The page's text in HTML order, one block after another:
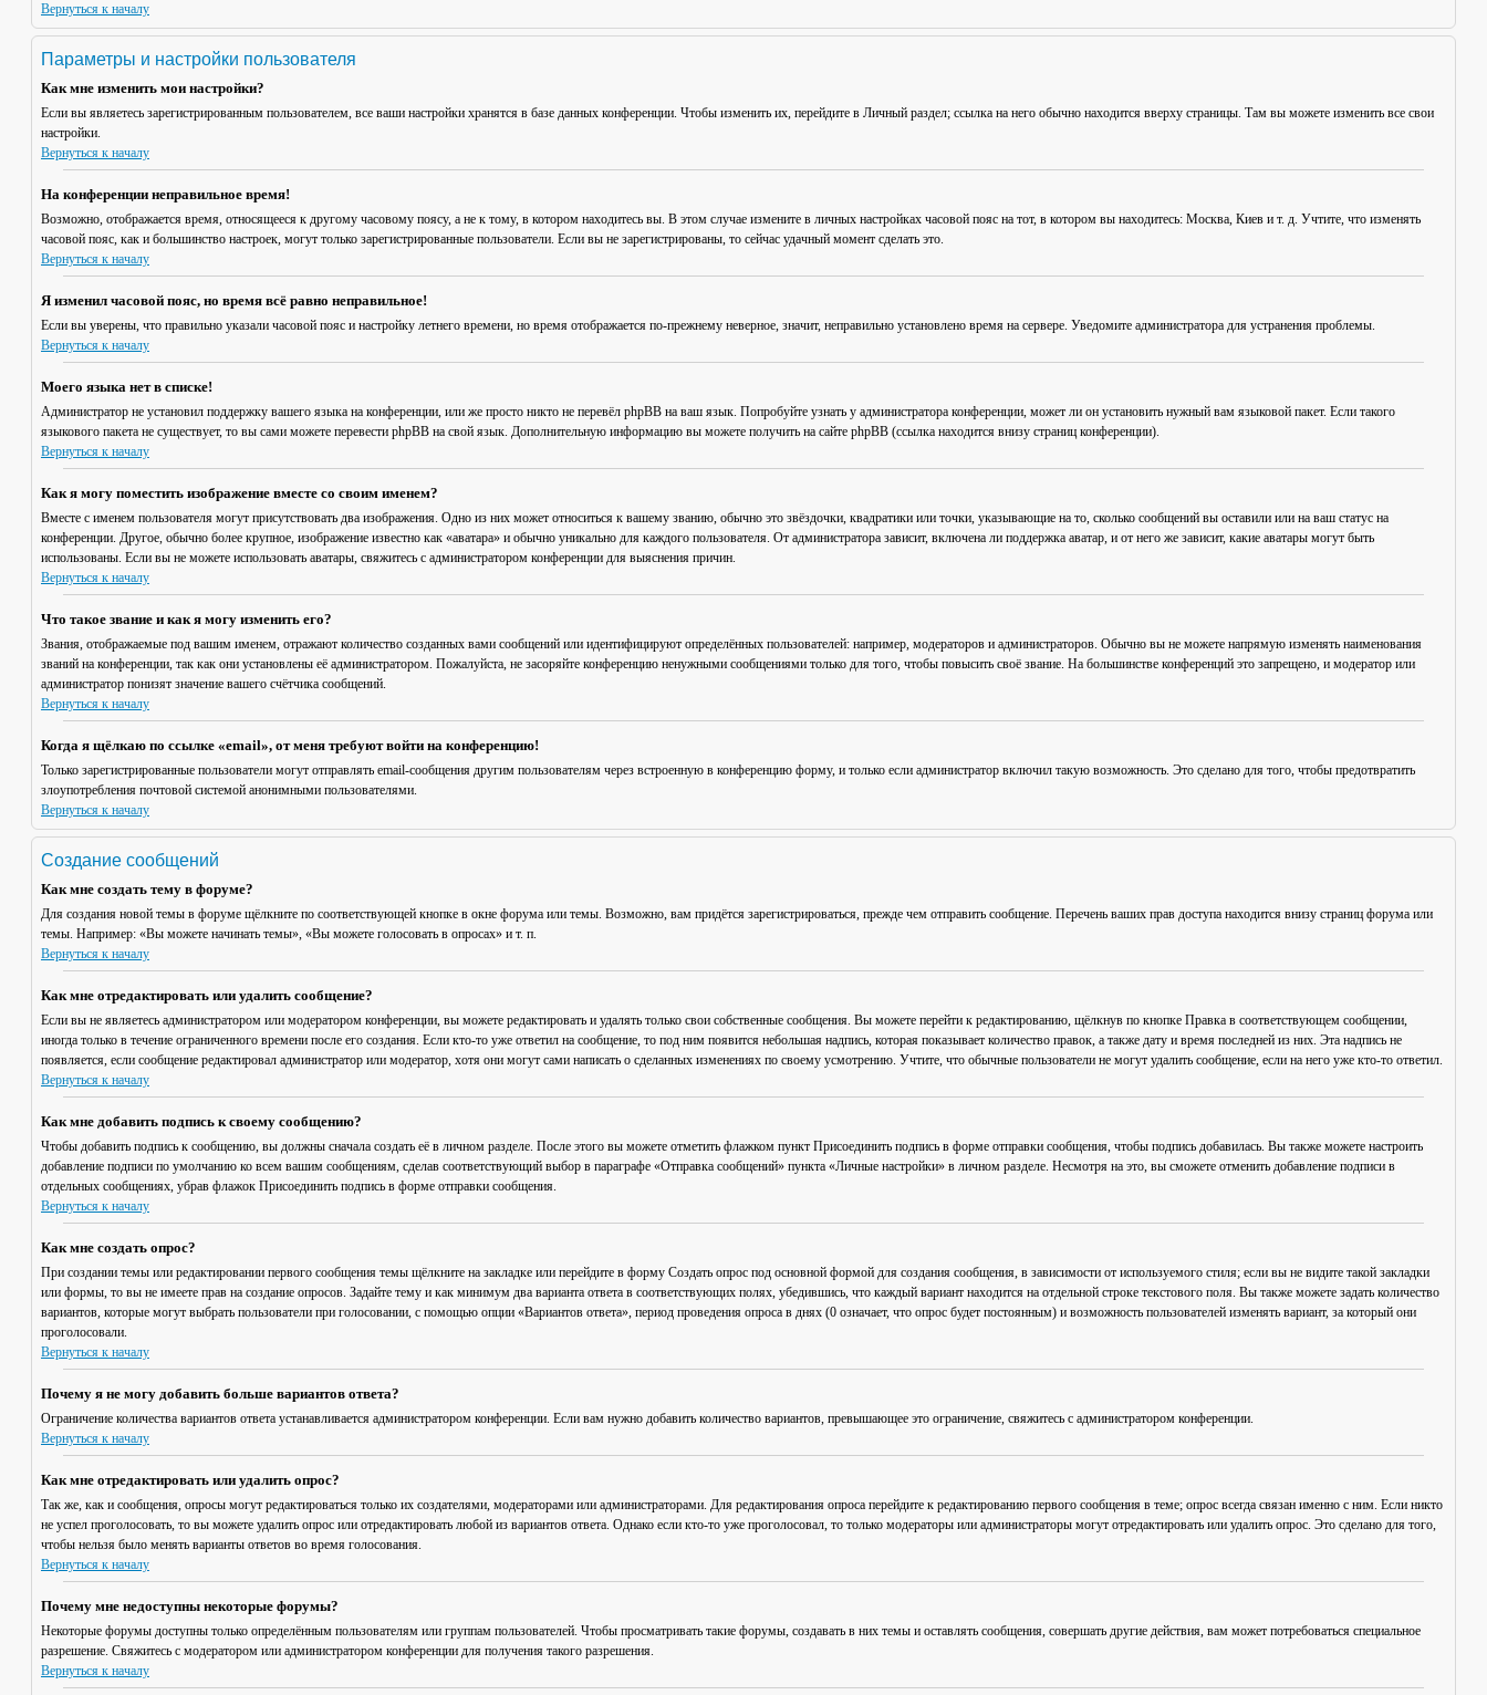
Вернуться к началу
Параметры и настройки пользователя
Как мне изменить мои настройки?
Если вы являетесь зарегистрированным пользователем, все ваши настройки хранятся в базе данных конференции. Чтобы изменить их, перейдите в Личный раздел; ссылка на него обычно находится вверху страницы. Там вы можете изменить все свои
настройки.
Вернуться к началу
На конференции неправильное время!
Возможно, отображается время, относящееся к другому часовому поясу, а не к тому, в котором находитесь вы. В этом случае измените в личных настройках часовой пояс на тот, в котором вы находитесь: Москва, Киев и т. д. Учтите, что изменять
часовой пояс, как и большинство настроек, могут только зарегистрированные пользователи. Если вы не зарегистрированы, то сейчас удачный момент сделать это.
Вернуться к началу
Я изменил часовой пояс, но время всё равно неправильное!
Если вы уверены, что правильно указали часовой пояс и настройку летнего времени, но время отображается по-прежнему неверное, значит, неправильно установлено время на сервере. Уведомите администратора для устранения проблемы.
Вернуться к началу
Моего языка нет в списке!
Администратор не установил поддержку вашего языка на конференции, или же просто никто не перевёл phpBB на ваш язык. Попробуйте узнать у администратора конференции, может ли он установить нужный вам языковой пакет. Если такого
языкового пакета не существует, то вы сами можете перевести phpBB на свой язык. Дополнительную информацию вы можете получить на сайте phpBB (ссылка находится внизу страниц конференции).
Вернуться к началу
Как я могу поместить изображение вместе со своим именем?
Вместе с именем пользователя могут присутствовать два изображения. Одно из них может относиться к вашему званию, обычно это звёздочки, квадратики или точки, указывающие на то, сколько сообщений вы оставили или на ваш статус на
конференции. Другое, обычно более крупное, изображение известно как «аватара» и обычно уникально для каждого пользователя. От администратора зависит, включена ли поддержка аватар, и от него же зависит, какие аватары могут быть
использованы. Если вы не можете использовать аватары, свяжитесь с администратором конференции для выяснения причин.
Вернуться к началу
Что такое звание и как я могу изменить его?
Звания, отображаемые под вашим именем, отражают количество созданных вами сообщений или идентифицируют определённых пользователей: например, модераторов и администраторов. Обычно вы не можете напрямую изменять наименования
званий на конференции, так как они установлены её администратором. Пожалуйста, не засоряйте конференцию ненужными сообщениями только для того, чтобы повысить своё звание. На большинстве конференций это запрещено, и модератор или
администратор понизят значение вашего счётчика сообщений.
Вернуться к началу
Когда я щёлкаю по ссылке «email», от меня требуют войти на конференцию!
Только зарегистрированные пользователи могут отправлять email-сообщения другим пользователям через встроенную в конференцию форму, и только если администратор включил такую возможность. Это сделано для того, чтобы предотвратить
злоупотребления почтовой системой анонимными пользователями.
Вернуться к началу
Создание сообщений
Как мне создать тему в форуме?
Для создания новой темы в форуме щёлкните по соответствующей кнопке в окне форума или темы. Возможно, вам придётся зарегистрироваться, прежде чем отправить сообщение. Перечень ваших прав доступа находится внизу страниц форума или
темы. Например: «Вы можете начинать темы», «Вы можете голосовать в опросах» и т. п.
Вернуться к началу
Как мне отредактировать или удалить сообщение?
Если вы не являетесь администратором или модератором конференции, вы можете редактировать и удалять только свои собственные сообщения. Вы можете перейти к редактированию, щёлкнув по кнопке Правка в соответствующем сообщении,
иногда только в течение ограниченного времени после его создания. Если кто-то уже ответил на сообщение, то под ним появится небольшая надпись, которая показывает количество правок, а также дату и время последней из них. Эта надпись не
появляется, если сообщение редактировал администратор или модератор, хотя они могут сами написать о сделанных изменениях по своему усмотрению. Учтите, что обычные пользователи не могут удалить сообщение, если на него уже кто-то ответил.
Вернуться к началу
Как мне добавить подпись к своему сообщению?
Чтобы добавить подпись к сообщению, вы должны сначала создать её в личном разделе. После этого вы можете отметить флажком пункт Присоединить подпись в форме отправки сообщения, чтобы подпись добавилась. Вы также можете настроить
добавление подписи по умолчанию ко всем вашим сообщениям, сделав соответствующий выбор в параграфе «Отправка сообщений» пункта «Личные настройки» в личном разделе. Несмотря на это, вы сможете отменить добавление подписи в
отдельных сообщениях, убрав флажок Присоединить подпись в форме отправки сообщения.
Вернуться к началу
Как мне создать опрос?
При создании темы или редактировании первого сообщения темы щёлкните на закладке или перейдите в форму Создать опрос под основной формой для создания сообщения, в зависимости от используемого стиля; если вы не видите такой закладки
или формы, то вы не имеете прав на создание опросов. Задайте тему и как минимум два варианта ответа в соответствующих полях, убедившись, что каждый вариант находится на отдельной строке текстового поля. Вы также можете задать количество
вариантов, которые могут выбрать пользователи при голосовании, с помощью опции «Вариантов ответа», период проведения опроса в днях (0 означает, что опрос будет постоянным) и возможность пользователей изменять вариант, за который они
проголосовали.
Вернуться к началу
Почему я не могу добавить больше вариантов ответа?
Ограничение количества вариантов ответа устанавливается администратором конференции. Если вам нужно добавить количество вариантов, превышающее это ограничение, свяжитесь с администратором конференции.
Вернуться к началу
Как мне отредактировать или удалить опрос?
Так же, как и сообщения, опросы могут редактироваться только их создателями, модераторами или администраторами. Для редактирования опроса перейдите к редактированию первого сообщения в теме; опрос всегда связан именно с ним. Если никто
не успел проголосовать, то вы можете удалить опрос или отредактировать любой из вариантов ответа. Однако если кто-то уже проголосовал, то только модераторы или администраторы могут отредактировать или удалить опрос. Это сделано для того,
чтобы нельзя было менять варианты ответов во время голосования.
Вернуться к началу
Почему мне недоступны некоторые форумы?
Некоторые форумы доступны только определённым пользователям или группам пользователей. Чтобы просматривать такие форумы, создавать в них темы и оставлять сообщения, совершать другие действия, вам может потребоваться специальное
разрешение. Свяжитесь с модератором или администратором конференции для получения такого разрешения.
Вернуться к началу